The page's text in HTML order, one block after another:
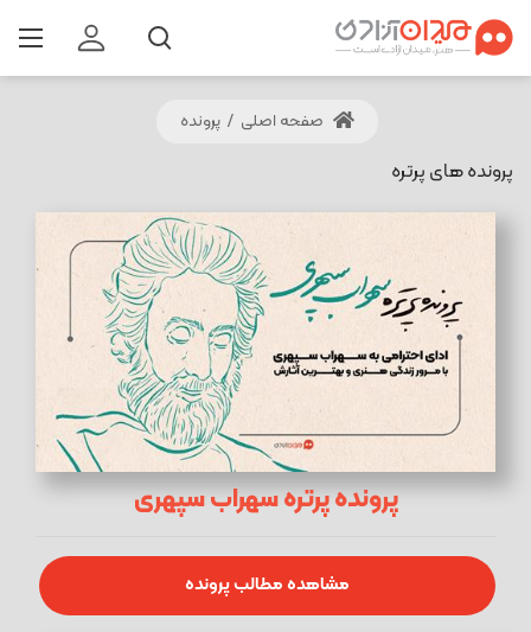
صفحه اصلی / پرونده
پرونده های پرتره
پرونده پرتره سهراب سپهری
مشاهده مطالب پرونده